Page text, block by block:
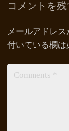
コメントを
メールアドレス
付いている欄は